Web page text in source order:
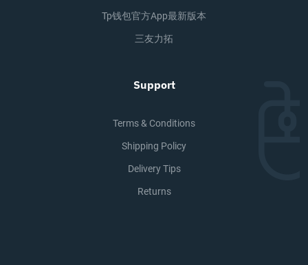
Tp钱包官方app最新版本
三友力拓
Support
Terms & Conditions
Shipping Policy
Delivery Tips
Returns